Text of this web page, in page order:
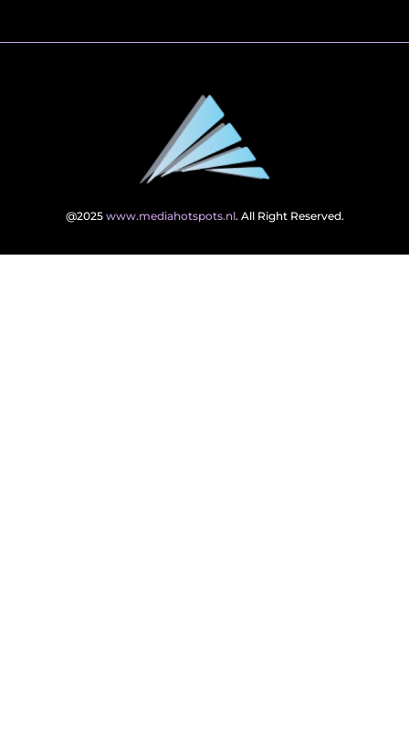
@2025 www.mediahotspots.nl. All Right Reserved.